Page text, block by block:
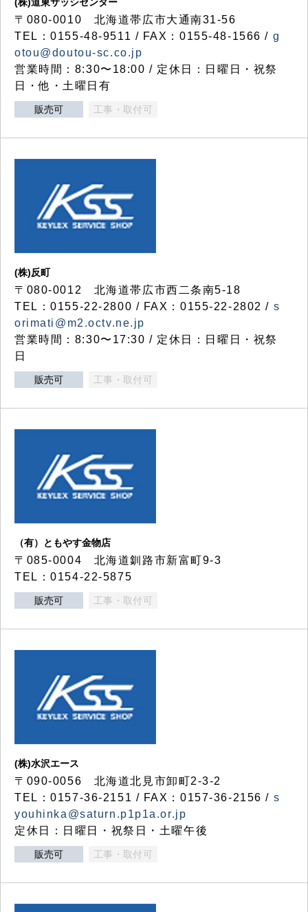
〒080-0010 北海道帯広市大通南31-56
TEL：0155-48-9511 / FAX：0155-48-1566 / g
otou@doutou-sc.co.jp
営業時間：8:30〜18:00 / 定休日：日曜日・祝祭
日・他・土曜日有
販売可 工事・取付可
(株)反町
〒080-0012 北海道帯広市西二条南5-18
TEL：0155-22-2800 / FAX：0155-22-2802 / s
orimati@m2.octv.ne.jp
営業時間：8:30〜17:30 / 定休日：日曜日・祝祭
日
販売可 工事・取付可
（有）ともやす金物店
〒085-0004 北海道釧路市新富町9-3
TEL：0154-22-5875
販売可 工事・取付可
(株)水沢エース
〒090-0056 北海道北見市卸町2-3-2
TEL：0157-36-2151 / FAX：0157-36-2156 / s
youhinka@saturn.p1p1a.or.jp
定休日：日曜日・祝祭日・土曜午後
販売可 工事・取付可